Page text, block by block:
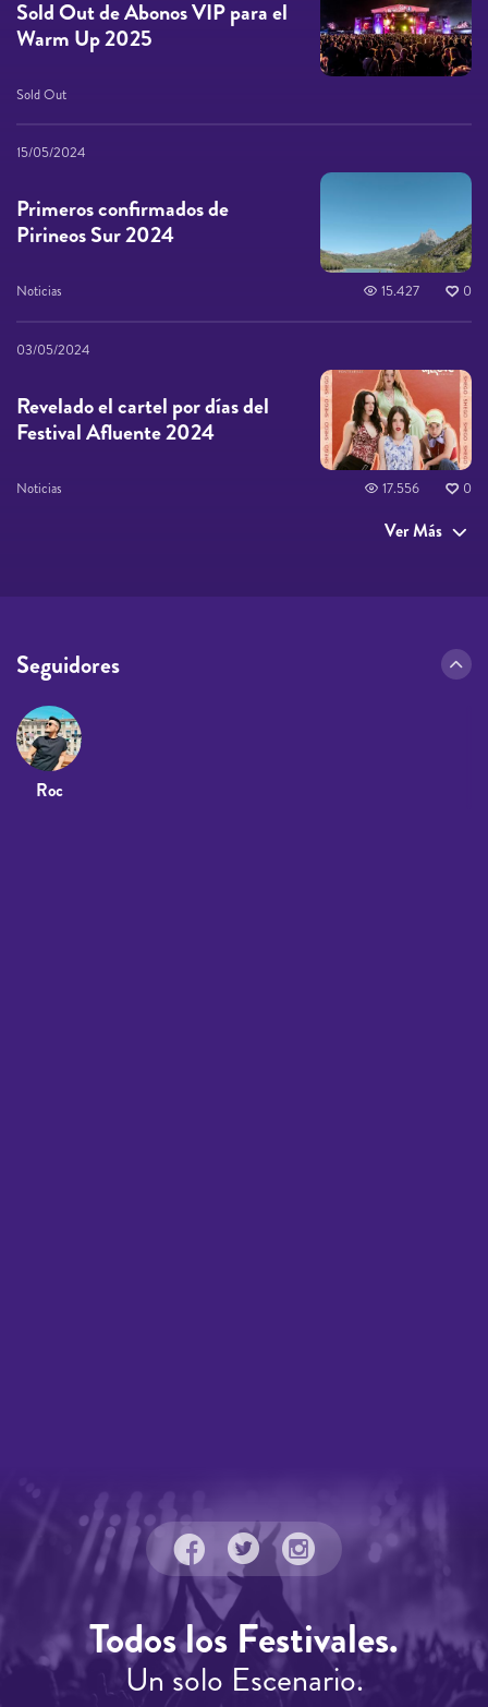
Sold Out de Abonos VIP para el
Warm Up 2025
Sold Out
15/05/2024
Primeros confirmados de
Pirineos Sur 2024
Noticias 15.427 0
03/05/2024
Revelado el cartel por días del
Festival Afluente 2024
Noticias 17.556 0
Ver Más
Seguidores
Roc
Todos los Festivales.
Un solo Escenario.